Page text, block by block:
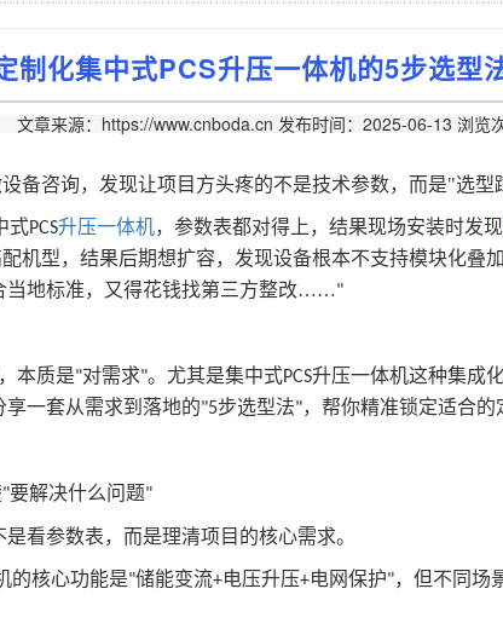
制化集中式PCS升压一体机的5步选型
文章来源：https://www.cnboda.cn 发布时间：2025-06-13 浏览
备咨询，发现让项目方头疼的不是技术参数，而是"选型
式PCS升压一体机，参数表都对得上，结果现场安装时发现
机型，结果后期想扩容，发现设备根本不支持模块化叠
当地标准，又得花钱找第三方整改……"
，本质是"对需求"。尤其是集中式PCS升压一体机这种集成
一套从需求到落地的"5步选型法"，帮你精准锁定适合的
"要解决什么问题"
是看参数表，而是理清项目的核心需求。
的核心功能是"储能变流+电压升压+电网保护"，但不同场